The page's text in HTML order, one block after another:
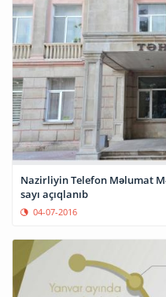
Nazirliyin Telefon Məlumat
sayı açıqlanıb
04-07-2016